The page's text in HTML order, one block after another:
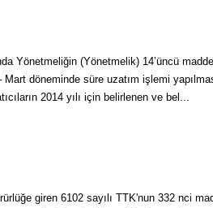
Yönetmeliğin (Yönetmelik) 14’üncü
döneminde süre uzatım işlemi
2014 yılı için belirlenen ve bel...
giren 6102 sayılı TTK'nun 332 nci